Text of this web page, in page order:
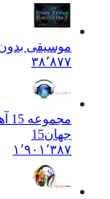
موسیقی
۳۸٬۸۷۷
جهان15
۱٬۹۰۱٬۳۸۷